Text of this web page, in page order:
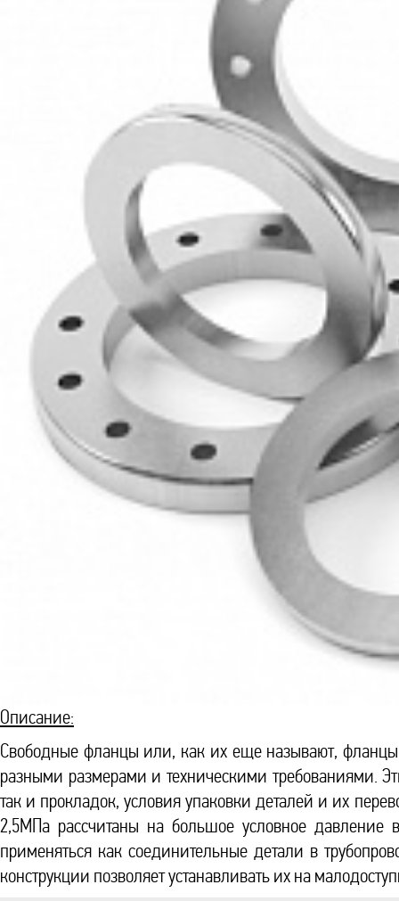
Описание:
Свободные фланцы или, как их еще называют,
разными размерами и техническими требованиями.
так и прокладок, условия упаковки деталей и их
2,5МПа рассчитаны на большое условное
применяться как соединительные детали в
конструкции позволяет устанавливать их на